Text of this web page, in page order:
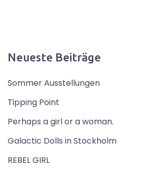
Neueste Beiträge
Sommer Ausstellungen
Tipping Point
Perhaps a girl or a woman.
Galactic Dolls in Stockholm
REBEL GIRL